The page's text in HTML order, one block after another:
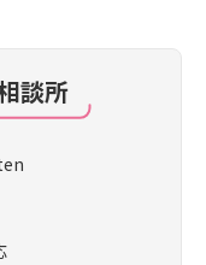
談所